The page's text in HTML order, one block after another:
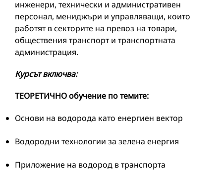
инженери, технически и административен
персонал, мениджъри и управляващи, които
работят в секторите на превоз на товари,
обществения транспорт и транспортната
администрация.
Курсът включва:
ТЕОРЕТИЧНО обучение по темите:
Основи на водорода като енергиен вектор
Водородни технологии за зелена енергия
Приложение на водород в транспорта